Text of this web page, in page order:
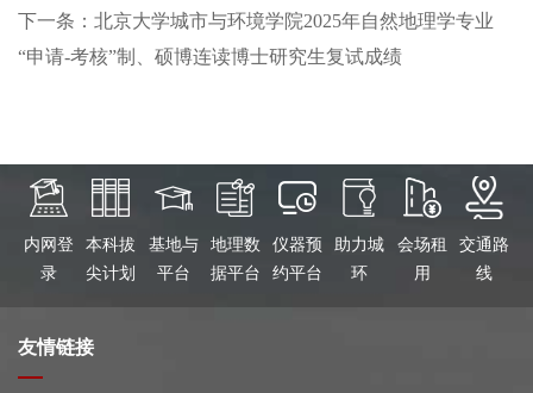
下一条：北京大学城市与环境学院2025年自然地理学专业
“申请-考核”制、硕博连读博士研究生复试成绩
内网登
录
本科拔
尖计划
基地与
平台
地理数
据平台
仪器预
约平台
助力城
环
会场租
用
交通路
线
友情链接